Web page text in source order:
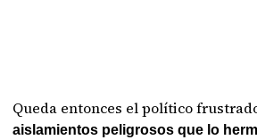
Queda entonces el político
aislamientos peligrosos que lo